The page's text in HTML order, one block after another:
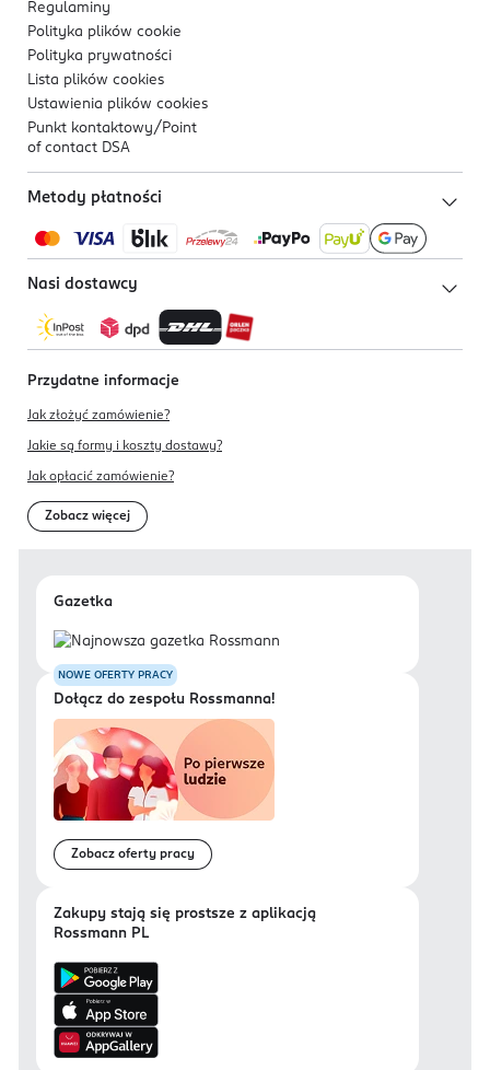
Regulaminy
Polityka plików cookie
Polityka prywatności
Lista plików cookies
Ustawienia plików cookies
Punkt kontaktowy/ Point
of contact DSA
Metody płatności
Nasi dostawcy
Przydatne informacje
Jak złożyć zamówienie?
Jakie są formy i koszty dostawy?
Jak opłacić zamówienie?
Zobacz więcej
Gazetka
NOWE OFERTY PRACY
Dołącz do zespołu Rossmanna!
Zobacz oferty pracy
Zakupy stają się prostsze z aplikacją
Rossmann PL